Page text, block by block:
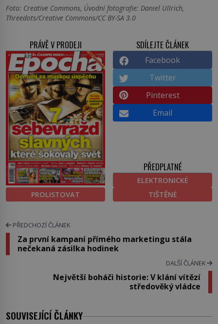
Foto: Creative Commons, Úvodní fotografie: Daniel Ullrich,
Threedots/Creative Commons/CC BY-SA 3.0
PRÁVĚ V PRODEJI
PROLISTOVAT
SDÍLEJTE ČLÁNEK
Facebook
Twitter
Pinterest
Email
PŘEDPLATNÉ
ELEKTRONICKÉ
TIŠTĚNÉ
PŘEDCHOZÍ ČLÁNEK
Za první kampaní přímého marketingu stála
nečekaná zásilka hodinek
DALŠÍ ČLÁNEK
Největší boháči historie: V klání vítězí
středověký vládce
SOUVISEJÍCÍ ČLÁNKY